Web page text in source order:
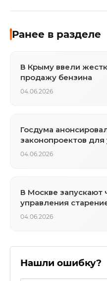
Ранее в разделе
В Крыму ввели
продажу бензина
04.06.2026
Госдума
законопроектов
04.06.2026
В Москве запускают
управления
04.06.2026
Нашли ошибку?